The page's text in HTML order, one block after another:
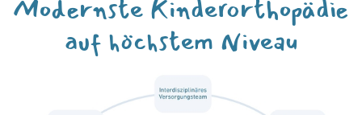
Modernste Kinderorthopädie
auf höchstem Niveau